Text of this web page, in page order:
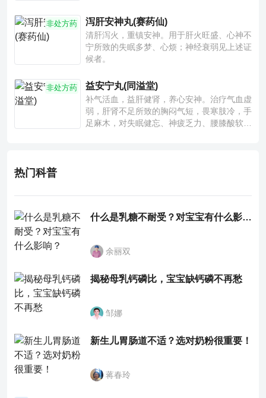
非处方药 泻肝安神丸(赛药仙)
清肝泻火，重镇安神。用于肝火旺盛、心神不
宁所致的失眠多梦、心烦；神经衰弱见上述证
候者。
非处方药 益安宁丸(同溢堂)
补气活血，益肝健肾，养心安神。治疗气血虚
弱，肝肾不足所致的胸闷气短，畏寒肢冷，手
足麻木，对失眠健忘、神疲乏力、腰膝酸软也
热门科普
什么是乳糖不耐受？对宝宝有什么影响？
余丽双
揭秘母乳钙磷比，宝宝缺钙磷不再愁
邹娜
新生儿胃肠道不适？选对奶粉很重要！
蒋春玲